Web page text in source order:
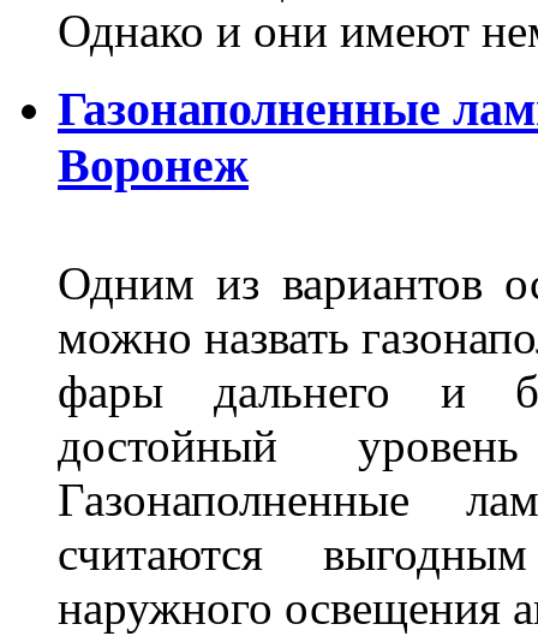
Однако и они имеют
Газонаполненные
Воронеж
Одним из вариантов
можно назвать
фары дальнего и
достойный
Газонаполненные
считаются
наружного освещения